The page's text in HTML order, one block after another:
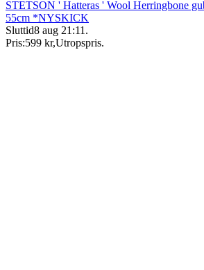
STETSON ' Hatteras ' Wool Herringbone
55cm *NYSKICK
Sluttid8 aug 21:11 .
Pris:599 kr,Utropspris.